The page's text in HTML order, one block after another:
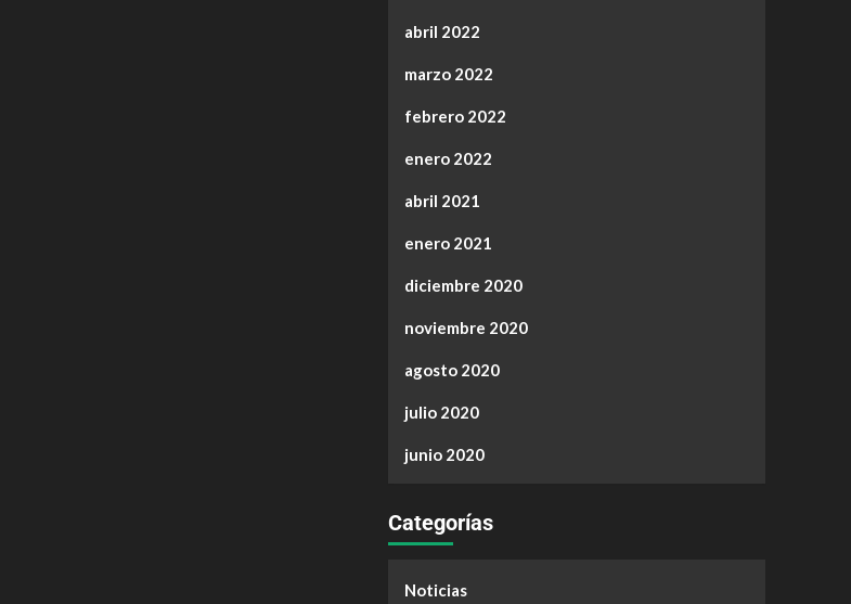
abril 2022
marzo 2022
febrero 2022
enero 2022
abril 2021
enero 2021
diciembre 2020
noviembre 2020
agosto 2020
julio 2020
junio 2020
Categorías
Noticias